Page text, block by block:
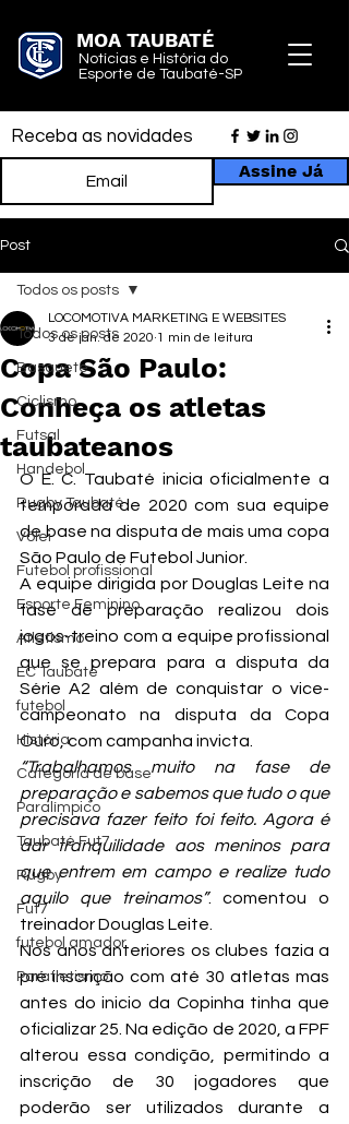
MOA TAUBATÉ
Notícias e História do
Esporte de Taubaté-SP
Receba as novidades
Assine Já
Post
Todos os posts
Basquete
Ciclismo
Futsal
Handebol
Rugby Taubaté
Vôlei
Futebol profissional
Esporte Feminino
Atletismo
EC Taubaté
futebol
História
Categoria de base
Paralímpico
Taubaté Fut7
Rugby
Fut7
futebol amador
Paratletismo
Todos os posts
Copa São Paulo:
Conheça os atletas
taubateanos
LOCOMOTIVA MARKETING E WEBSITES
3 de jan. de 2020 1 min de leitura
O E. C. Taubaté inicia oficialmente a
temporada de 2020 com sua equipe
de base na disputa de mais uma copa
São Paulo de Futebol Junior.
A equipe dirigida por Douglas Leite na
fase de preparação realizou dois
jogos-treino com a equipe profissional
que se prepara para a disputa da
Série A2 além de conquistar o vice-
campeonato na disputa da Copa
Ouro, com campanha invicta.
“Trabalhamos muito na fase de
preparação e sabemos que tudo o que
precisava fazer feito foi feito. Agora é
dar tranquilidade aos meninos para
que entrem em campo e realize tudo
aquilo que treinamos”. comentou o
treinador Douglas Leite.
Nos anos anteriores os clubes fazia a
pré inscrição com até 30 atletas mas
antes do inicio da Copinha tinha que
oficializar 25. Na edição de 2020, a FPF
alterou essa condição, permitindo a
inscrição de 30 jogadores que
poderão ser utilizados durante a